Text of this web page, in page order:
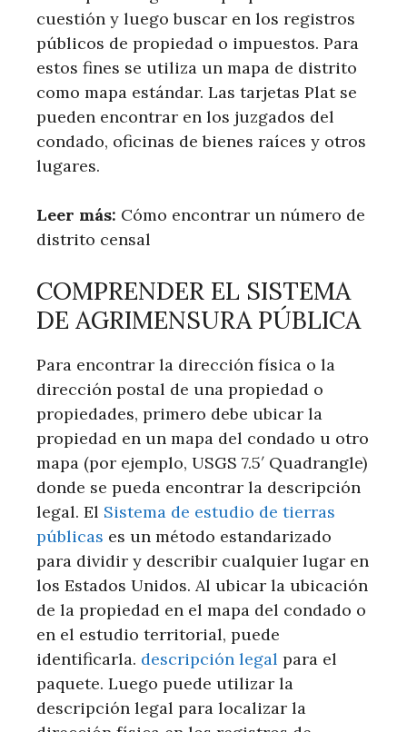
cuestión y luego buscar en los registros
públicos de propiedad o impuestos. Para
estos fines se utiliza un mapa de distrito
como mapa estándar. Las tarjetas Plat se
pueden encontrar en los juzgados del
condado, oficinas de bienes raíces y otros
lugares.
Leer más: ​ Cómo encontrar un número de
distrito censal
COMPRENDER EL SISTEMA
DE AGRIMENSURA PÚBLICA
Para encontrar la dirección física o la
dirección postal de una propiedad o
propiedades, primero debe ubicar la
propiedad en un mapa del condado u otro
mapa (por ejemplo, USGS 7.5′ Quadrangle)
donde se pueda encontrar la descripción
legal. El Sistema de estudio de tierras
públicas es un método estandarizado
para dividir y describir cualquier lugar en
los Estados Unidos. Al ubicar la ubicación
de la propiedad en el mapa del condado o
en el estudio territorial, puede
identificarla. descripción legal para el
paquete. Luego puede utilizar la
descripción legal para localizar la